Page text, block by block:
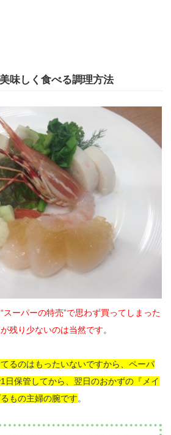
味しく食べる調理方法
スーパーの特売”で思わず買ってしまった
残り少ないのは当然です。
るのはもったいないですから、ペーパ
日保管してから、翌日のおかずの『メイ
もの主婦の腕です。